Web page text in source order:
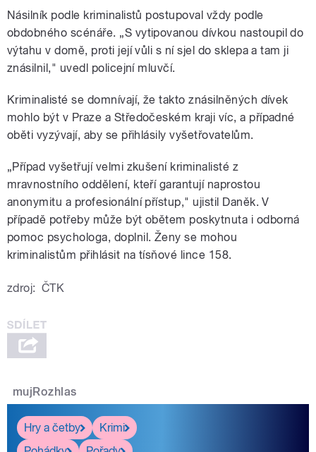
Násilník podle kriminalistů postupoval vždy podle
obdobného scénáře. „S vytipovanou dívkou nastoupil do
výtahu v domě, proti její vůli s ní sjel do sklepa a tam ji
znásilnil," uvedl policejní mluvčí.
Kriminalisté se domnívají, že takto znásilněných dívek
mohlo být v Praze a Středočeském kraji víc, a případné
oběti vyzývají, aby se přihlásily vyšetřovatelům.
„Případ vyšetřují velmi zkušení kriminalisté z
mravnostního oddělení, kteří garantují naprostou
anonymitu a profesionální přístup," ujistil Daněk. V
případě potřeby může být obětem poskytnuta i odborná
pomoc psychologa, doplnil. Ženy se mohou
kriminalistům přihlásit na tísňové lince 158.
zdroj: ČTK
mujRozhlas
Hry a četby
Krimi